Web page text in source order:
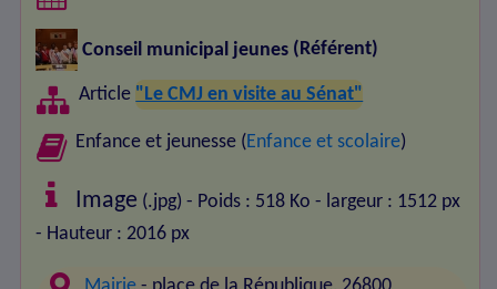
Conseil municipal jeunes (Référent)
Article "Le CMJ en visite au Sénat"
Enfance et jeunesse (Enfance et scolaire)
Image (.jpg) - Poids : 518 Ko - largeur : 1512 px
- Hauteur : 2016 px